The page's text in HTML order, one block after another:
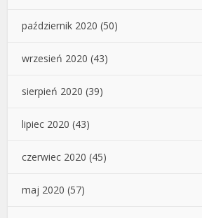
październik 2020 (50)
wrzesień 2020 (43)
sierpień 2020 (39)
lipiec 2020 (43)
czerwiec 2020 (45)
maj 2020 (57)